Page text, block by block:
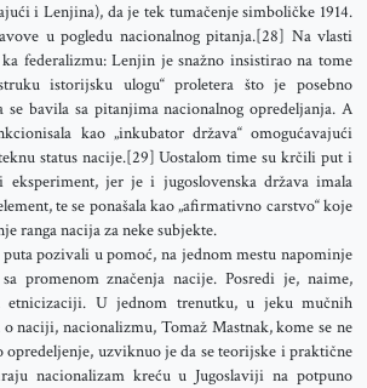
i Lenjina), da je tek tumačenje simboličke 1914.
u pogledu nacionalnog pitanja.[28] Na vlasti
federalizmu: Lenjin je snažno insistirao na tome
istorijsku ulogu“ proletera što je posebno
se bavila sa pitanjima nacionalnog opredeljanja. A
kao „inkubator država“ omogućavajući
status nacije.[29] Uostalom time su krčili put i
eksperiment, jer je i jugoslovenska država imala
te se ponašala kao „afirmativno carstvo“ koje
ranga nacija za neke subjekte.
puta pozivali u pomoć, na jednom mestu napominje
promenom značenja nacije. Posredi je, naime,
etnicizaciji. U jednom trenutku, u jeku mučnih
naciji, nacionalizmu, Tomaž Mastnak, kome se ne
uzviknuo je da se teorijske i praktične
nacionalizam kreću u Jugoslaviji na potpuno